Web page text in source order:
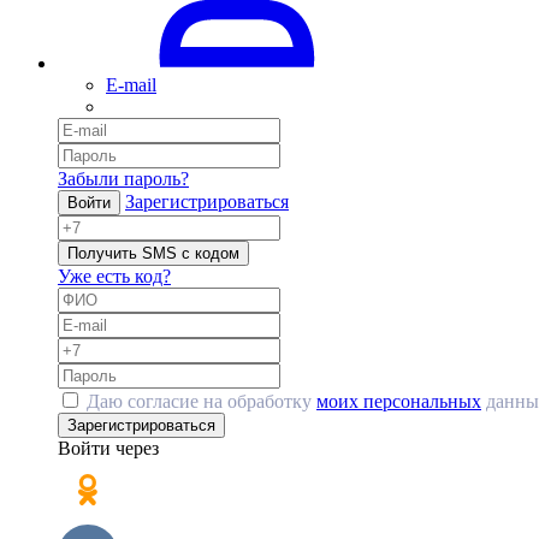
E-mail
Забыли пароль?
Войти Зарегистрироваться
Получить SMS с кодом
Уже есть код?
Даю согласие на обработку моих персональных
Зарегистрироваться
Войти через